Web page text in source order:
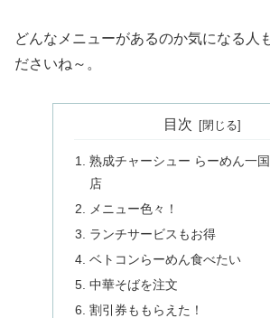
どんなメニューがあるのか気になる人
ださいね～。
目次
熟成チャーシュー らーめん一
店
メニュー色々！
ランチサービスもお得
ベトコンらーめん食べたい
中華そばを注文
割引券ももらえた！